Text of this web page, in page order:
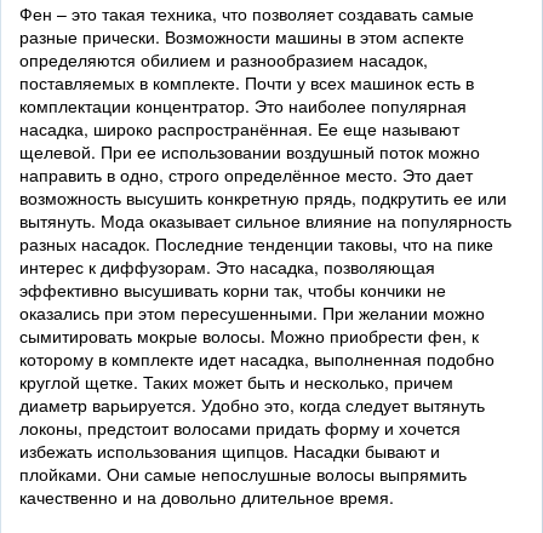
Фен – это такая техника, что позволяет создавать самые
разные прически. Возможности машины в этом аспекте
определяются обилием и разнообразием насадок,
поставляемых в комплекте. Почти у всех машинок есть в
комплектации концентратор. Это наиболее популярная
насадка, широко распространённая. Ее еще называют
щелевой. При ее использовании воздушный поток можно
направить в одно, строго определённое место. Это дает
возможность высушить конкретную прядь, подкрутить ее или
вытянуть. Мода оказывает сильное влияние на популярность
разных насадок. Последние тенденции таковы, что на пике
интерес к диффузорам. Это насадка, позволяющая
эффективно высушивать корни так, чтобы кончики не
оказались при этом пересушенными. При желании можно
сымитировать мокрые волосы. Можно приобрести фен, к
которому в комплекте идет насадка, выполненная подобно
круглой щетке. Таких может быть и несколько, причем
диаметр варьируется. Удобно это, когда следует вытянуть
локоны, предстоит волосами придать форму и хочется
избежать использования щипцов. Насадки бывают и
плойками. Они самые непослушные волосы выпрямить
качественно и на довольно длительное время.